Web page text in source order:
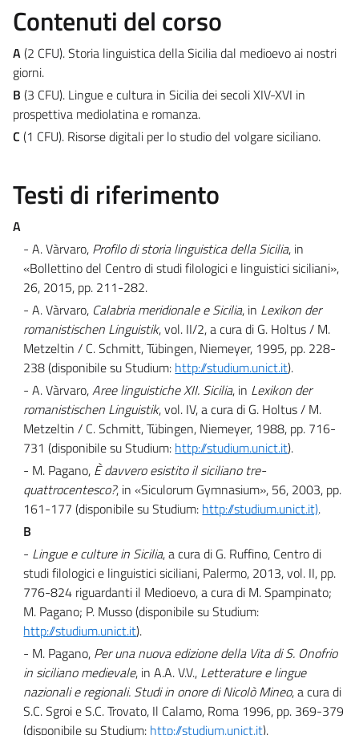
Contenuti del corso
A(2 CFU). Storia linguistica della Sicilia dal medioevo ai nostri
giorni.
B (3 CFU). Lingue e cultura in Sicilia dei secoli XIV-XVI in
prospettiva mediolatina e romanza.
C (1 CFU). Risorse digitali per lo studio del volgare siciliano.
Testi di riferimento
A
- A. Vàrvaro, Profilo di storia linguistica della Sicilia, in
«Bollettino del Centro di studi filologici e linguistici siciliani»,
26, 2015, pp. 211-282.
- A. Vàrvaro, Calabria meridionale e Sicilia, in Lexikon der
romanistischen Linguistik, vol. II/2, a cura di G. Holtus / M.
Metzeltin / C. Schmitt, Tübingen, Niemeyer, 1995, pp. 228-
238 (disponibile su Studium: http://studium.unict.it).
- A. Vàrvaro,Aree linguistiche XII. Sicilia, in Lexikon der
romanistischen Linguistik, vol. IV, a cura di G. Holtus / M.
Metzeltin / C. Schmitt, Tübingen, Nie­meyer, 1988, pp. 716-
731 (disponibile su Studium: http://studium.unict.it).
- M. Pagano, È davvero esistito il siciliano tre-
quattrocentesco?, in «Siculorum Gymnasium», 56, 2003, pp.
161-177 (disponibile su Studium: http://studium.unict.it).
B
- Lingue e culture in Sicilia, a cura di G. Ruffino, Centro di
studi filologici e linguistici siciliani, Palermo, 2013, vol. II, pp.
776-824 riguardanti il Medioevo, a cura di M. Spampinato;
M. Pagano; P. Musso (disponibile su Studium:
http://studium.unict.it).
- M. Pagano, Per una nuova edizione della Vita di S. Onofrio
in siciliano medievale, in A.A. V.V., Letterature e lingue
nazionali e regionali. Studi in onore di Nicolò Mineo, a cura di
S.C. Sgroi e S.C. Trovato, Il Calamo, Roma 1996, pp. 369-379
(disponibile su Studium: http://studium.unict.it).